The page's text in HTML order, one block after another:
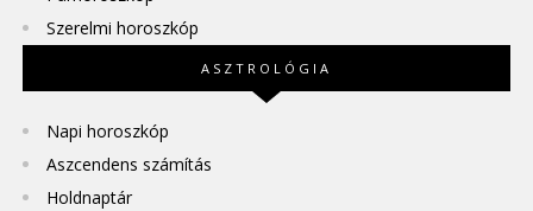
Szerelmi horoszkóp
ASZTROLÓGIA
Napi horoszkóp
Aszcendens számítás
Holdnaptár